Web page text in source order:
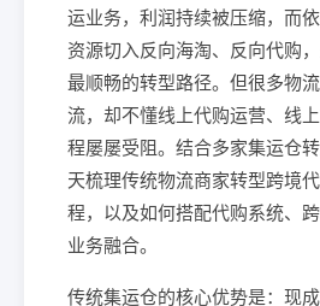
运业务，利润持续被压缩，而
资源切入反向海淘、反向代购
最顺畅的转型路径。但很多物
流，却不懂线上代购运营、线
程屡屡受阻。结合多家集运仓
天梳理传统物流商家转型跨境
程，以及如何搭配代购系统、
业务融合。
传统集运仓的核心优势是：现